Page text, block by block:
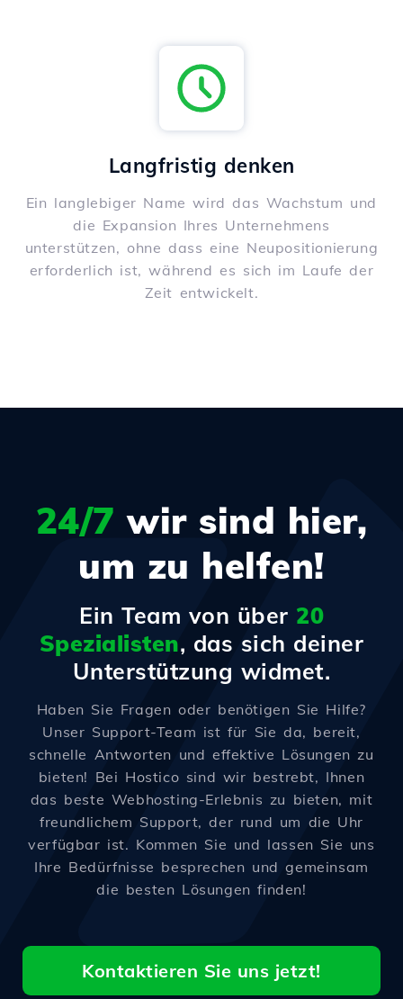
Langfristig denken
Ein langlebiger Name wird das Wachstum und
die Expansion Ihres Unternehmens
unterstützen, ohne dass eine Neupositionierung
erforderlich ist, während es sich im Laufe der
Zeit entwickelt.
24/7 wir sind hier,
um zu helfen!
Ein Team von über 20
Spezialisten, das sich deiner
Unterstützung widmet.
Haben Sie Fragen oder benötigen Sie Hilfe?
Unser Support-Team ist für Sie da, bereit,
schnelle Antworten und effektive Lösungen zu
bieten! Bei Hostico sind wir bestrebt, Ihnen
das beste Webhosting-Erlebnis zu bieten, mit
freundlichem Support, der rund um die Uhr
verfügbar ist. Kommen Sie und lassen Sie uns
Ihre Bedürfnisse besprechen und gemeinsam
die besten Lösungen finden!
Kontaktieren Sie uns jetzt!